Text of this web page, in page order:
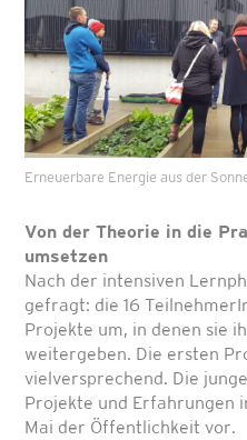
Erneuerbare Energie aus der
Von der Theorie in die
umsetzen
Nach der intensiven
gefragt: die 16
Projekte um, in denen sie
weitergeben. Die ersten
vielversprechend. Die
Projekte und Erfahrungen
Mai der Öffentlichkeit vor.